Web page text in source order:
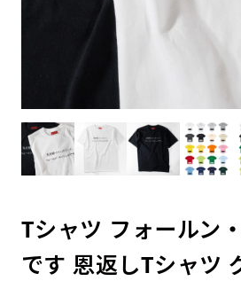
Tシャツ フォールン
です 恩返しTシャツ
のぼり旗の改造プランとなり
程度によってデザイン加工費
詳細はお問い合わせください
リピート
つくった、◯◯のぼり」の様
ません。
にショップ名、社名、電話番
データをお送りいただけまし
も出来ます。
お客様が納得するまで何度
正をしますので、初めての方
相談ください。
する場合があります。
セル不可となります。
よく見かける一般的なのぼり旗
ほとんどのポールや注水台に使
よく見かける一般的なのぼり旗
ほとんどのポールや注水台に使
も風向きによってずっと裏向
いこともありません。
も風向きによってずっと裏向
いこともありません。
上チチ 上下チチ
チチ
短辺
三辺補
［ +48
チチの
四辺補
［ +58
トロピカル（納期+1
［ +299円
ワンランク厚手のトロピカル
ポンジをやや厚くした生地
べると約2倍の厚みがありま
【注意点】
スリット（切り込み）は均等
カットラインを入れます。
デザインや絵柄をスリット加
る場合があります。